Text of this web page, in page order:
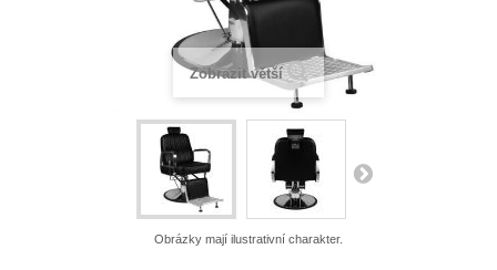
Zobrazit větší
Obrázky mají ilustrativní charakter.